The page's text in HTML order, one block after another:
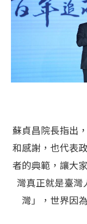
蘇貞昌院長指出
和感謝，也代表
者的典範，讓大
灣真正就是臺灣
灣」，世界因